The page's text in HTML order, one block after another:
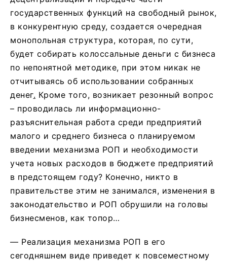
государственных функций на свободный рынок,
в конкурентную среду, создается очередная
монопольная структура, которая, по сути,
будет собирать колоссальные деньги с бизнеса
по непонятной методике, при этом никак не
отчитываясь об использовании собранных
денег. Кроме того, возникает резонный вопрос
– проводилась ли информационно-
разъяснительная работа среди предприятий
малого и среднего бизнеса о планируемом
введении механизма РОП и необходимости
учета новых расходов в бюджете предприятий
в предстоящем году? Конечно, никто в
правительстве этим не занимался, изменения в
законодательство и РОП обрушили на головы
бизнесменов, как топор…
— Реализация механизма РОП в его
сегодняшнем виде приведет к повсеместному